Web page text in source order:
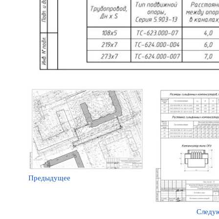
Предыдущее